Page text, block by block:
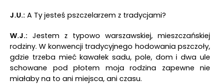
J.U.: A Ty jesteś pszczelarzem z tradycjami?
W.J.: Jestem z typowo warszawskiej, mieszczańskiej
rodziny. W konwencji tradycyjnego hodowania pszczoły,
gdzie trzeba mieć kawałek sadu, pole, dom i dwa ule
schowane pod płotem moja rodzina zapewne nie
miałaby na to ani miejsca, ani czasu.